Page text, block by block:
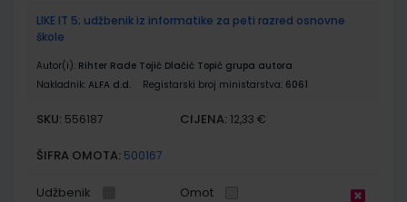
LIKE IT 5; udžbenik iz informatike za peti razred osnovne
škole
Autor(i): Rihter Rade Tojić Dlačić Topić grupa autora
Nakladnik: ALFA d.d. Registarski broj ministarstva: 6061
SKU: 556187 CIJENA: 12,33 €
ŠIFRA OMOTA: 500167
Udžbenik Omot